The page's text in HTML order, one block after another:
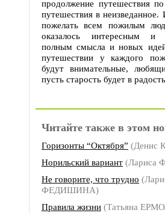
продолжение путешествия
путешествия в неизведанное.
пожелать всем пожилым
оказалось интересным и
полным смысла и новых
путешествии у каждого
будут внимательные,
пусть старость будет в
Читайте также в этом
Горизонты “Октября” (Денис
Норильский вариант
Не говорите, что трудно
ФЕДИШИНА)
Правила жизни (Татьяна